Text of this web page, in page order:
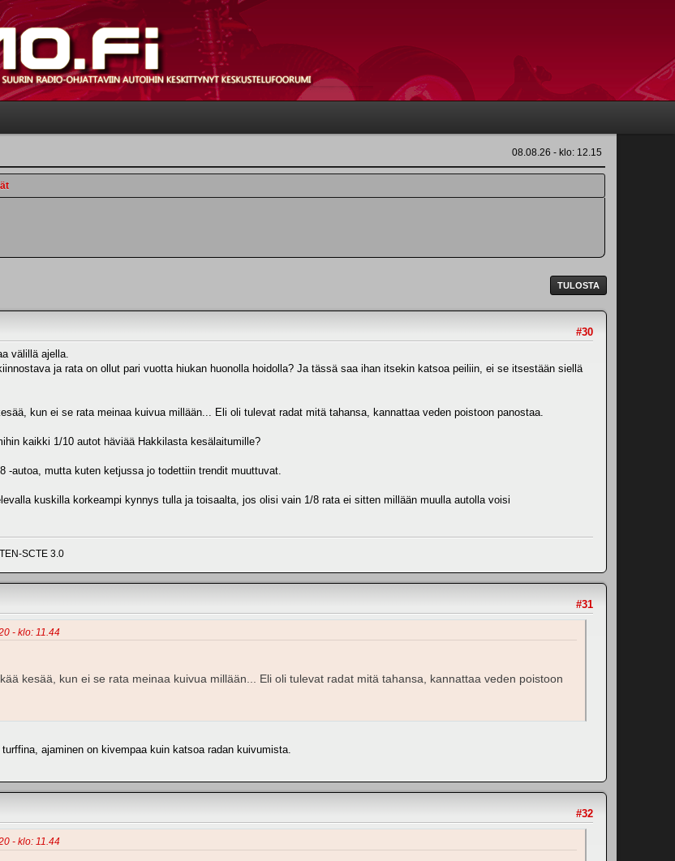
08.08.26 - klo: 12.15
TULOSTA
#30
välillä ajella.
ja rata on ollut pari vuotta hiukan huonolla hoidolla? Ja tässä saa ihan itsekin katsoa peiliin, ei se itsestään siellä
kun ei se rata meinaa kuivua millään... Eli oli tulevat radat mitä tahansa, kannattaa veden poistoon panostaa.
kaikki 1/10 autot häviää Hakkilasta kesälaitumille?
-autoa, mutta kuten ketjussa jo todettiin trendit muuttuvat.
kuskilla korkeampi kynnys tulla ja toisaalta, jos olisi vain 1/8 rata ei sitten millään muulla autolla voisi
SCTE 3.0
#31
- klo: 11.44
kesää, kun ei se rata meinaa kuivua millään... Eli oli tulevat radat mitä tahansa, kannattaa veden poistoon
ajaminen on kivempaa kuin katsoa radan kuivumista.
#32
- klo: 11.44